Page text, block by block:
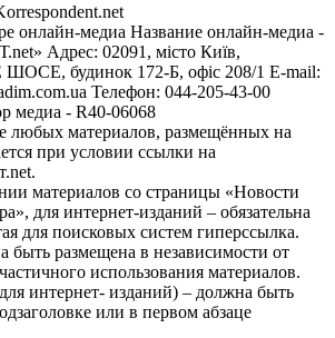
онлайн-медиа Название онлайн-медиа -
Адрес: 02091, місто Київ,
будинок 172-Б, офіс 208/1 E-mail:
Телефон: 044-205-43-00
медиа - R40-06068
любых материалов, размещённых на
при условии ссылки на
материалов со страницы «Новости
для интернет-изданий – обязательна
для поисковых систем гиперссылка.
быть размещена в независимости от
использования материалов.
интернет- изданий) – должна быть
или в первом абзаце